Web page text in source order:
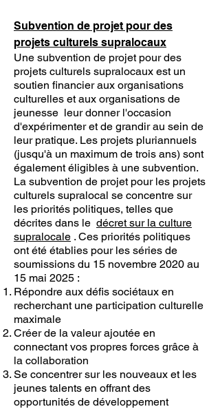
Subvention de projet pour des
projets culturels supralocaux
Une subvention de projet pour des
projets culturels supralocaux est un
soutien financier aux organisations
culturelles et aux organisations de
jeunesse leur donner l'occasion
d'expérimenter et de grandir au sein de
leur pratique. Les projets pluriannuels
(jusqu'à un maximum de trois ans) sont
également éligibles à une subvention.
La subvention de projet pour les projets
culturels supralocal se concentre sur
les priorités politiques, telles que
décrites dans le décret sur la culture
supralocale . Ces priorités politiques
ont été établies pour les séries de
soumissions du 15 novembre 2020 au
15 mai 2025 :
Répondre aux défis sociétaux en
recherchant une participation culturelle
maximale
Créer de la valeur ajoutée en
connectant vos propres forces grâce à
la collaboration
Se concentrer sur les nouveaux et les
jeunes talents en offrant des
opportunités de développement